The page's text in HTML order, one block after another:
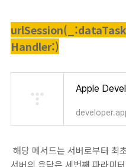
Handler:)
Apple
해당 메서드는 서버로부터 최
서버의 응답은 세번째 파라미